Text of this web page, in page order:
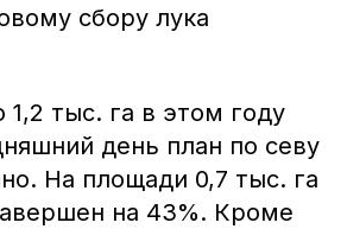
сбору лука
тыс. га в этом году
день план по севу
На площади 0,7 тыс. га
на 43%. Кроме